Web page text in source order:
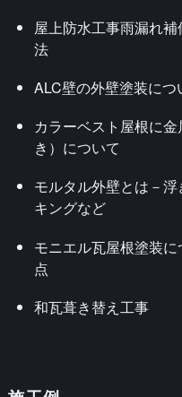
屋上防水工事雨漏れ
法
ALC壁の外壁塗装につ
カラーベスト屋根に
き）について
モルタル外壁とは－
キングなど
モニエル瓦屋根塗装
点
和瓦葺き替え工事